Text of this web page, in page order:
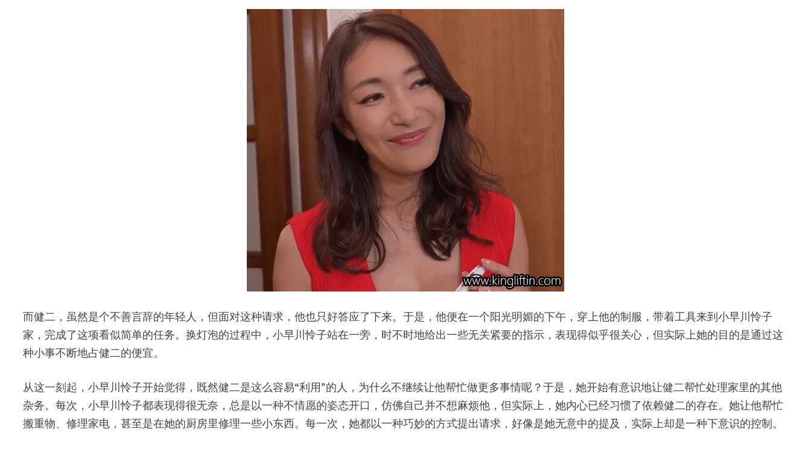
而健二，虽然是个不善言辞的年轻人，但面对这种请求，他也只好答应了下来。于是，他便在一个阳光明媚的下午，穿上他的制服，带着工具来到小早川怜子
家，完成了这项看似简单的任务。换灯泡的过程中，小早川怜子站在一旁，时不时地给出一些无关紧要的指示，表现得似乎很关心，但实际上她的目的是通过这
种小事不断地占健二的便宜。
从这一刻起，小早川怜子开始觉得，既然健二是这么容易“利用”的人，为什么不继续让他帮忙做更多事情呢？于是，她开始有意识地让健二帮忙处理家里的其他
杂务。每次，小早川怜子都表现得很无奈，总是以一种不情愿的姿态开口，仿佛自己并不想麻烦他，但实际上，她内心已经习惯了依赖健二的存在。她让他帮忙
搬重物、修理家电，甚至是在她的厨房里修理一些小东西。每一次，她都以一种巧妙的方式提出请求，好像是她无意中的提及，实际上却是一种下意识的控制。